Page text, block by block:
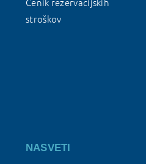
Cenik rezervacijskih
stroškov
NASVETI